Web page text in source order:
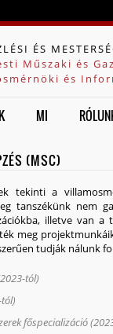
ÉS
Műszaki és
és
MI
(MSC)
tekinti a
tanszékünk nem
illetve van a
meg
tudják nálunk
tól)
főspecializáció